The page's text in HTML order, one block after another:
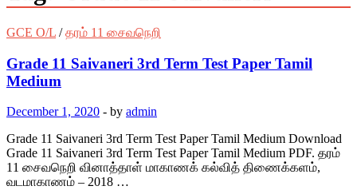
GCE O/L /தரம் 11 சைவநெறி
Grade 11 Saivaneri 3rd Term Test Paper Tamil
Medium
December 1, 2020 - by admin
Grade 11 Saivaneri 3rd Term Test Paper Tamil Medium Download
Grade 11 Saivaneri 3rd Term Test Paper Tamil Medium PDF. தரம்
11 சைவநெறி வினாத்தாள் மாகாணக் கல்வித் திணைக்களம்,
வடமாகாணம் – 2018 …